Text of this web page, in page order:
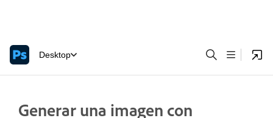
Desktop
Generar una imagen con